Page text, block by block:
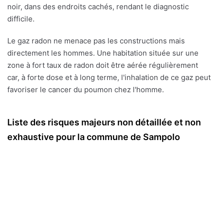
noir, dans des endroits cachés, rendant le diagnostic
difficile.
Le gaz radon ne menace pas les constructions mais
directement les hommes. Une habitation située sur une
zone à fort taux de radon doit être aérée régulièrement
car, à forte dose et à long terme, l'inhalation de ce gaz peut
favoriser le cancer du poumon chez l'homme.
Liste des risques majeurs non détaillée et non
exhaustive pour la commune de Sampolo